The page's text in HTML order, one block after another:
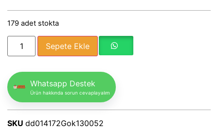
179 adet stokta
Sepete Ekle
Whatsapp Destek
Ürün hakkında sorun cevaplayalım
SKU dd014172Gok130052